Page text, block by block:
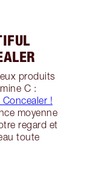
produits
C :
!
moyenne
regard et
toute